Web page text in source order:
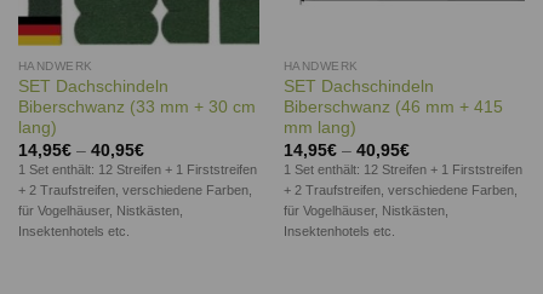
HANDWERK
SET Dachschindeln
Biberschwanz (33 mm + 30 cm
lang)
14,95€– 40,95€
1 Set enthält: 12 Streifen + 1 Firststreifen
+ 2 Traufstreifen, verschiedene Farben,
für Vogelhäuser, Nistkästen,
Insektenhotels etc.
HANDWERK
SET Dachschindeln
Biberschwanz (46 mm + 415
mm lang)
14,95€– 40,95€
1 Set enthält: 12 Streifen + 1 Firststreifen
+ 2 Traufstreifen, verschiedene Farben,
für Vogelhäuser, Nistkästen,
Insektenhotels etc.